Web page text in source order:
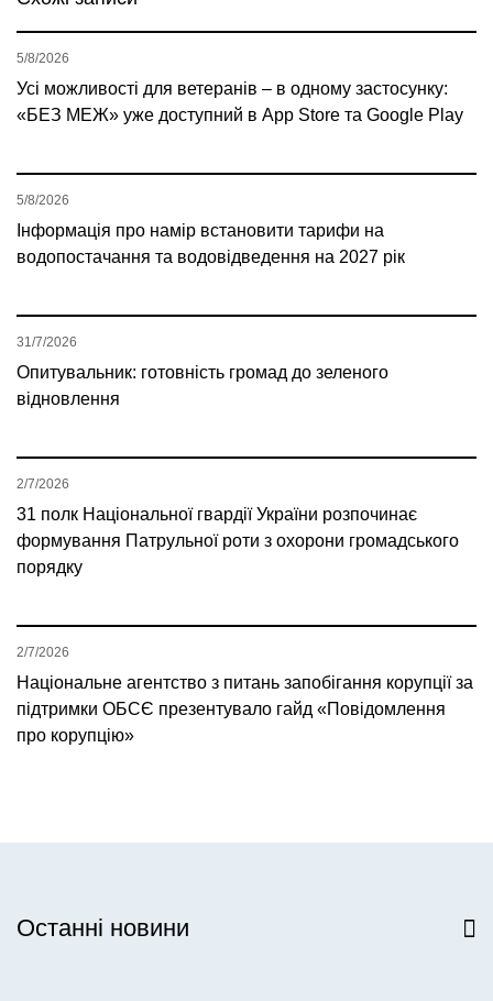
Усі можливості для ветеранів – в одному застосунку:
«БЕЗ МЕЖ» уже доступний в App Store та Google Play
5/8/2026
Інформація про намір встановити тарифи на
водопостачання та водовідведення на 2027 рік
5/8/2026
Опитувальник: готовність громад до зеленого
відновлення
31/7/2026
31 полк Національної гвардії України розпочинає
формування Патрульної роти з охорони громадського
порядку
2/7/2026
Національне агентство з питань запобігання корупції за
підтримки ОБСЄ презентувало гайд «Повідомлення
про корупцію»
2/7/2026
Останні новини